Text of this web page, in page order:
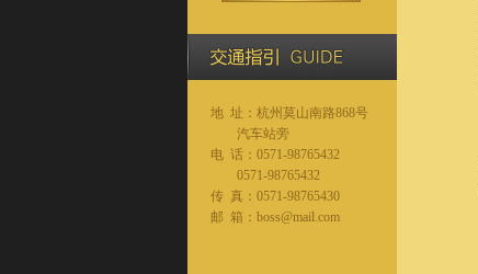
地 址：杭州莫山南路868号
汽车站旁
电 话：0571-98765432
0571-98765432
传 真：0571-98765430
邮 箱：boss@mail.com